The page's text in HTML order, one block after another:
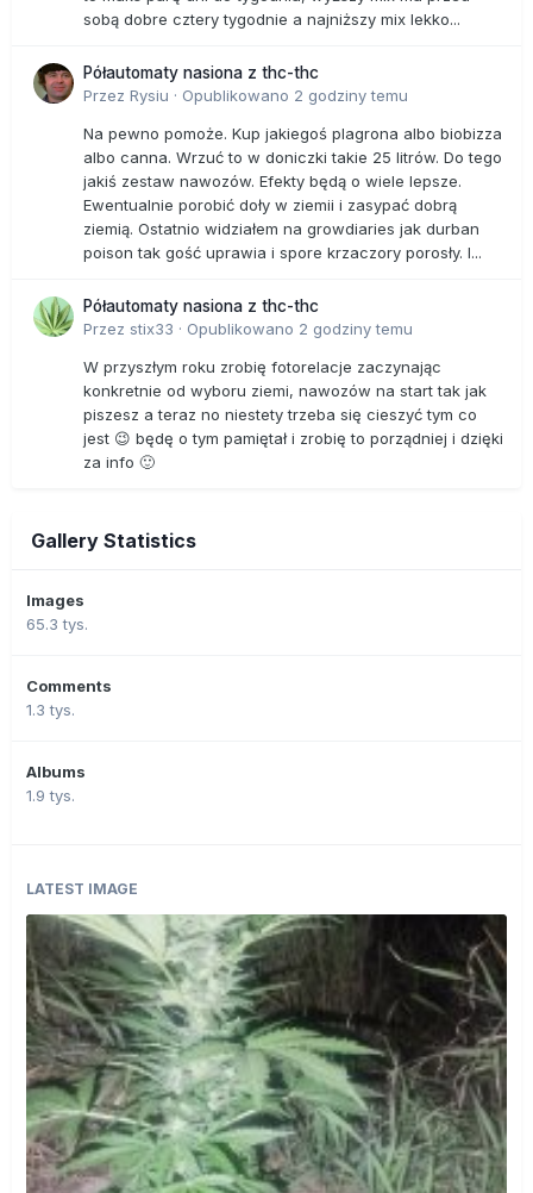
sobą dobre cztery tygodnie a najniższy mix lekko...
Półautomaty nasiona z thc-thc
Przez Rysiu · Opublikowano 2 godziny temu
Na pewno pomoże. Kup jakiegoś plagrona albo biobizza
albo canna. Wrzuć to w doniczki takie 25 litrów. Do tego
jakiś zestaw nawozów. Efekty będą o wiele lepsze.
Ewentualnie porobić doły w ziemii i zasypać dobrą
ziemią. Ostatnio widziałem na growdiaries jak durban
poison tak gość uprawia i spore krzaczory porosły. I...
Półautomaty nasiona z thc-thc
Przez stix33 · Opublikowano 2 godziny temu
W przyszłym roku zrobię fotorelacje zaczynając
konkretnie od wyboru ziemi, nawozów na start tak jak
piszesz a teraz no niestety trzeba się cieszyć tym co
jest 😉 będę o tym pamiętał i zrobię to porządniej i dzięki
za info 🙂
Gallery Statistics
Images
65.3 tys.
Comments
1.3 tys.
Albums
1.9 tys.
LATEST IMAGE